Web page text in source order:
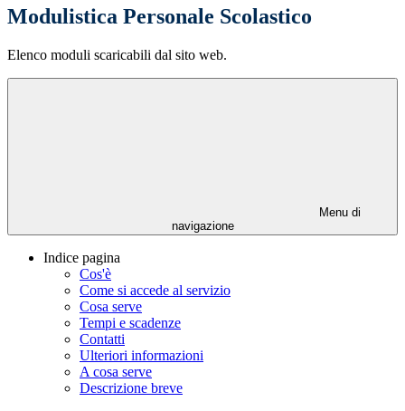
Modulistica Personale Scolastico
Elenco moduli scaricabili dal sito web.
Menu di
navigazione
Indice pagina
Cos'è
Come si accede al servizio
Cosa serve
Tempi e scadenze
Contatti
Ulteriori informazioni
A cosa serve
Descrizione breve